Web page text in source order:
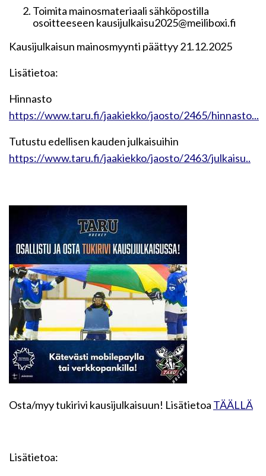
Toimita mainosmateriaali sähköpostilla
osoitteeseen kausijulkaisu2025@meiliboxi.fi
Kausijulkaisun mainosmyynti päättyy 21.12.2025
Lisätietoa:
Hinnasto
https://www.taru.fi/jaakiekko/jaosto/2465/hinnasto...
Tutustu edellisen kauden julkaisuihin
https://www.taru.fi/jaakiekko/jaosto/2463/julkaisu..
Osta/myy tukirivi kausijulkaisuun! Lisätietoa TÄÄLLÄ
Lisätietoa: